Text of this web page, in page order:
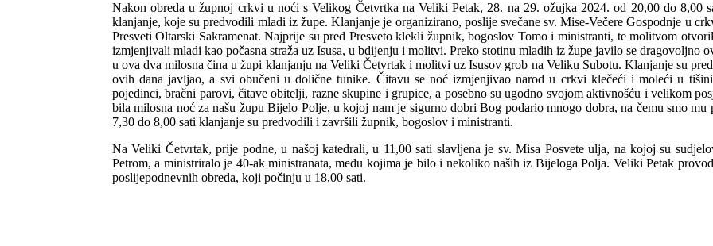
Nakon obreda u župnoj crkvi u noći s Velikog Četvrtka na Veliki Petak, 28. na 29. ožujka 2024. od 20,00 do 8,00
klanjanje, koje su predvodili mladi iz župe. Klanjanje je organizirano, poslije svečane sv. Mise-Večere Gospodnje u
Presveti Oltarski Sakramenat. Najprije su pred Presveto klekli župnik, bogoslov Tomo i ministranti, te molitvom
izmjenjivali mladi kao počasna straža uz Isusa, u bdijenju i molitvi. Preko stotinu mladih iz župe javilo se dragovoljno
u ova dva milosna čina u župi klanjanju na Veliki Četvrtak i molitvi uz Isusov grob na Veliku Subotu. Klanjanje su
ovih dana javljao, a svi obučeni u dolične tunike. Čitavu se noć izmjenjivao narod u crkvi klečeći i moleći u
pojedinci, bračni parovi, čitave obitelji, razne skupine i grupice, a posebno su ugodno svojom aktivnošću i velikom
bila milosna noć za našu župu Bijelo Polje, u kojoj nam je sigurno dobri Bog podario mnogo dobra, na čemu smo mu
7,30 do 8,00 sati klanjanje su predvodili i završili župnik, bogoslov i ministranti.
Na Veliki Četvrtak, prije podne, u našoj katedrali, u 11,00 sati slavljena je sv. Misa Posvete ulja, na kojoj su
Petrom, a ministriralo je 40-ak ministranata, među kojima je bilo i nekoliko naših iz Bijeloga Polja. Veliki Petak
poslijepodnevnih obreda, koji počinju u 18,00 sati.